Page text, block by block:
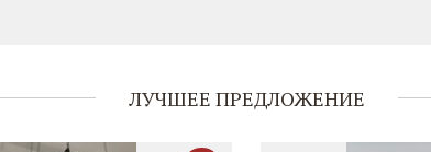
ЛУЧШЕЕ ПРЕДЛОЖЕНИЕ